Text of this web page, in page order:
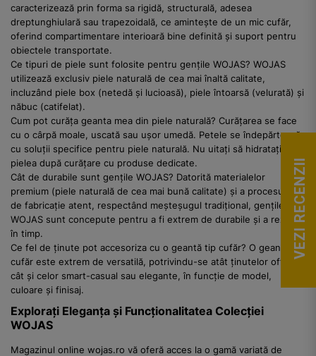
caracterizează prin forma sa rigidă, structurală, adesea
dreptunghiulară sau trapezoidală, ce amintește de un mic cufăr,
oferind compartimentare interioară bine definită și suport pentru
obiectele transportate.
Ce tipuri de piele sunt folosite pentru gențile WOJAS? WOJAS
utilizează exclusiv piele naturală de cea mai înaltă calitate,
incluzând piele box (netedă și lucioasă), piele întoarsă (velurată) și
năbuc (catifelat).
Cum pot curăța geanta mea din piele naturală? Curățarea se face
cu o cârpă moale, uscată sau ușor umedă. Petele se îndepărtează
cu soluții specifice pentru piele naturală. Nu uitați să hidratați
pielea după curățare cu produse dedicate.
Cât de durabile sunt gențile WOJAS? Datorită materialelor
premium (piele naturală de cea mai bună calitate) și a procesului
de fabricație atent, respectând meșteșugul tradițional, gențile
WOJAS sunt concepute pentru a fi extrem de durabile și a rezista
în timp.
Ce fel de ținute pot accesoriza cu o geantă tip cufăr? O geantă tip
cufăr este extrem de versatilă, potrivindu-se atât ținutelor office,
cât și celor smart-casual sau elegante, în funcție de model,
culoare și finisaj.
Explorați Eleganța și Funcționalitatea Colecției
WOJAS
Magazinul online wojas.ro vă oferă acces la o gamă variată de
VEZI RECENZII